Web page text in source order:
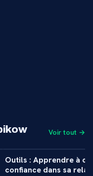
Voir tout →
INITIATION
Outils : Apprendre à
confiance dans sa